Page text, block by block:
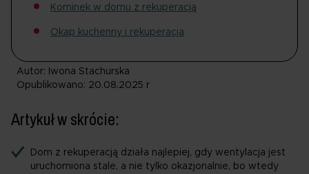
Kominek w domu z rekuperacją
Okap kuchenny i rekuperacja
Autor: Iwona Stachurska
Opublikowano: 20.08.2025 r
Artykuł w skrócie:
Dom z rekuperacją działa najlepiej, gdy wentylacja jest
uruchomiona stale, a nie tylko okazjonalnie, bo wtedy